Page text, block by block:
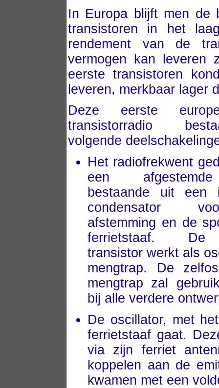
In Europa blijft men de
transistoren in het
rendement van de
vermogen kan leveren
eerste transistoren
leveren, merkbaar lager
Deze eerste
transistorradio
volgende
Het radiofrekwent
een
bestaande uit een
condensator
afstemming en de
ferrietstaaf.
transistor werkt als
mengtrap. De
mengtrap zal
bij alle verdere
De oscillator, met
ferrietstaaf gaat.
via zijn ferriet
koppelen aan de
kwamen met een